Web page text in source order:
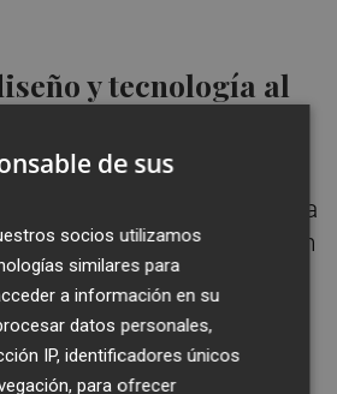
y tecnología al
arquitectura
equipo directivo y
Sanyo Gutiérrez ha
del showroom, un
para mostrar el potencial
de las superficies
generación. Durante la
podido conocer en
de sus
socios utilizamos
similares para
a información en su
datos personales,
IP, identificadores únicos
para ofrecer